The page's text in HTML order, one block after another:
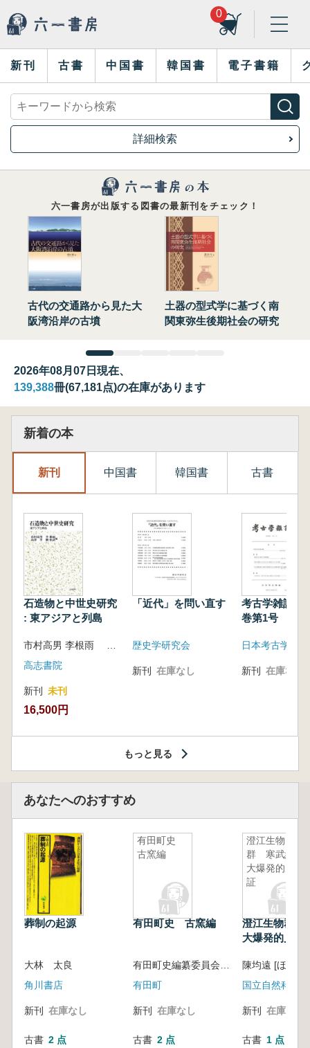
0
新刊 古書 中国書 韓国書 電子書籍
詳細検索
六一書房が出版する図書の最新刊をチェック！
古代の交通路から見た大
阪湾沿岸の古墳
土器の型式学に基づく南
関東弥生後期社会の研究
2026年08月07日現在、
139,388冊(67,181点)の在庫があります
新着の本
新刊 中国書 韓国書 古書
石造物と中世史研究
: 東アジアと列島
高志書院
新刊 未刊
16,500円
「近代」を問い直す
歴史学研究会
新刊 在庫なし
考古学雑誌
巻第1号
日本考古学会
新刊 在庫なし
もっと見る
あなたへのおすすめ
葬制の起源
大林 太良
角川書店
新刊 在庫なし
古書 2 点
有田町史
古窯編
有田町史 古窯編
有田町
新刊 在庫なし
古書 2 点
澄江生物
群 寒武紀
大爆発的見
証
澄江生物群
大爆発的見証
陳均遠 [ほか]
国立自然科学
新刊 在庫なし
古書 1 点